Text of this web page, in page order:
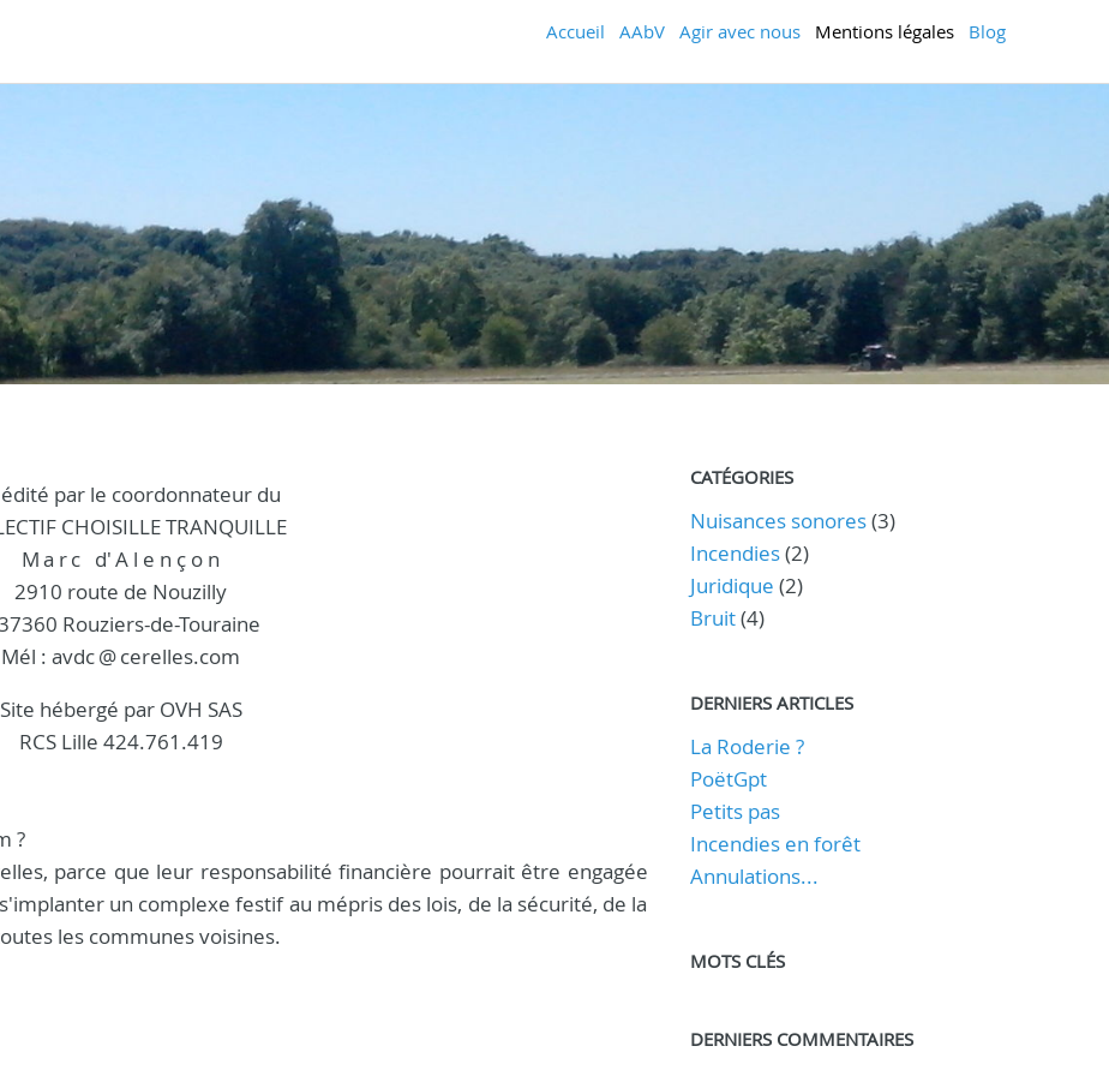
Accueil AAbV Agir avec nous Mentions légales Blog
par le coordonnateur du
CHOISILLE TRANQUILLE
Ma rc d'A l e n ç o n
2910 route de Nouzilly
Rouziers-de-Touraine
Mél : avdc@cerelles.com
Site hébergé par OVH SAS
RCS Lille 424.761.419
?
parce que leur responsabilité financière pourrait être engagée
un complexe festif au mépris des lois, de la sécurité, de la
les communes voisines.
CATÉGORIES
Nuisances sonores(3)
Incendies(2)
Juridique (2)
Bruit(4)
DERNIERS ARTICLES
La Roderie ?
PoëtGpt
Petits pas
Incendies en forêt
Annulations...
MOTS CLÉS
DERNIERS COMMENTAIRES